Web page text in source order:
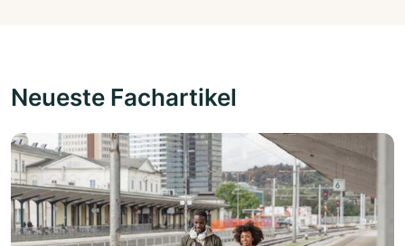
Neueste Fachartikel